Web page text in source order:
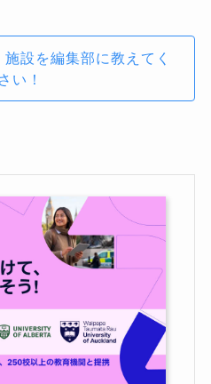
設を編集部に教えてく
い！